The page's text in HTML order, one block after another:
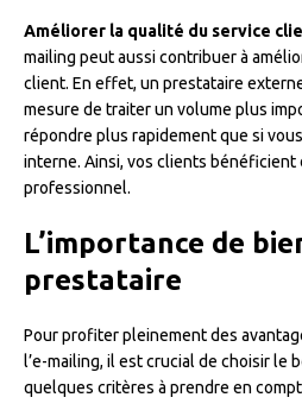
Améliorer la qualité du service
mailing peut aussi contribuer à
client. En effet, un prestataire
mesure de traiter un volume plus
répondre plus rapidement que si
interne. Ainsi, vos clients bénéficient
professionnel.
L’importance de
prestataire
Pour profiter pleinement des
l’e-mailing, il est crucial de choisir le
quelques critères à prendre en